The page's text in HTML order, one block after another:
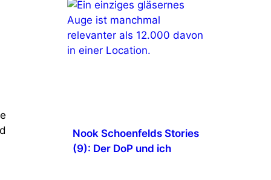
Nook Schoenfelds Stories
(9): Der DoP und ich